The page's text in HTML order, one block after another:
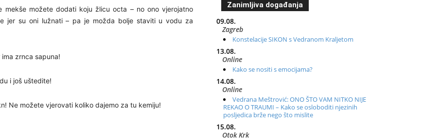
možete dodati koju žlicu octa – no ono vjerojatno
jer su oni lužnati – pa je možda bolje staviti u vodu za
zrnca sapuna!
i još uštedite!
Ne možete vjerovati koliko dajemo za tu kemiju!
Zanimljiva događanja
09.08.
Zagreb
Konstelacije SIKON s Vedranom Kraljetom
13.08.
Online
Kako se nositi s emocijama?
14.08.
Online
Vedrana Meštrović: ONO ŠTO VAM NITKO NIJE
REKAO O TRAUMI – Kako se osloboditi njezinih
posljedica brže nego što mislite
15.08.
Otok Krk